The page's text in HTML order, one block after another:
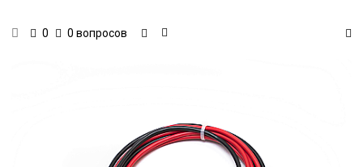
0 0 вопросов